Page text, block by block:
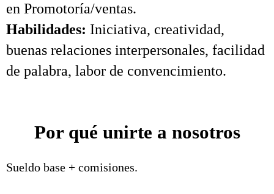
en Promotoría/ventas.
Habilidades: Iniciativa, creatividad,
buenas relaciones interpersonales, facilidad
de palabra, labor de convencimiento.
Por qué unirte a nosotros
Sueldo base + comisiones.